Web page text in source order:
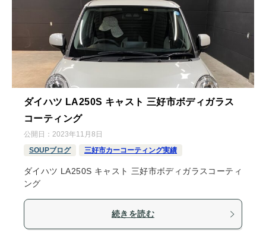
ダイハツ LA250S キャスト 三好市ボディガラス
コーティング
公開日： 2023年11月8日
SOUPブログ
三好市カーコーティング実績
ダイハツ LA250S キャスト 三好市ボディガラスコーティ
ング
続きを読む